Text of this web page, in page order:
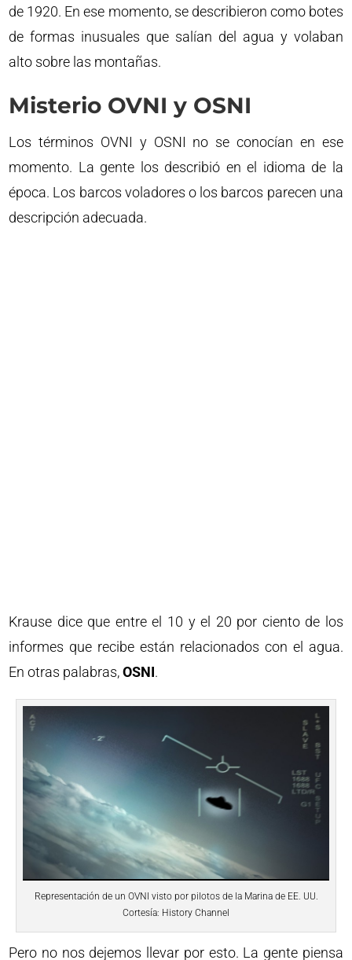
de 1920. En ese momento, se describieron como botes
de formas inusuales que salían del agua y volaban
alto sobre las montañas.
Misterio OVNI y OSNI
Los términos OVNI y OSNI no se conocían en ese
momento. La gente los describió en el idioma de la
época. Los barcos voladores o los barcos parecen una
descripción adecuada.
Krause dice que entre el 10 y el 20 por ciento de los
informes que recibe están relacionados con el agua.
En otras palabras,OSNI.
Representación de un OVNI visto por pilotos de la Marina de EE. UU.
Cortesía: History Channel
Pero no nos dejemos llevar por esto. La gente piensa